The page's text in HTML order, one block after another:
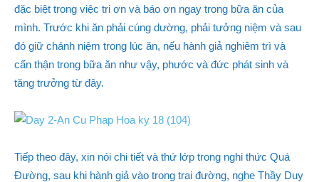
đặc biệt trong việc tri ơn và báo ơn ngay trong bữa ăn của
mình. Trước khi ăn phải cúng dường, phải tưởng niệm và sau
đó giữ chánh niệm trong lúc ăn, nếu hành giả nghiêm trì và
cẩn thận trong bữa ăn như vậy, phước và đức phát sinh và
tăng trưởng từ đây.
Tiếp theo đây, xin nói chi tiết và thứ lớp trong nghi thức Quá
Đường, sau khi hành giả vào trong trai đường, nghe Thầy Duy